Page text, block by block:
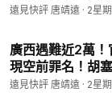
開講 | 唐靖遠 |
遠見快評 唐靖遠 · 2星
廣西遇難近2萬
現空前罪名！胡
級史詩狂怒」 |
遠見快評 唐靖遠 · 2星